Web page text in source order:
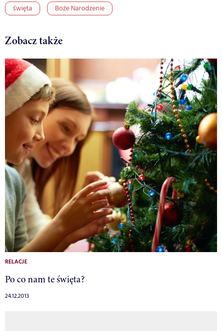
święta Boże Narodzenie
Zobacz także
RELACJE
Po co nam te święta?
24.12.2013